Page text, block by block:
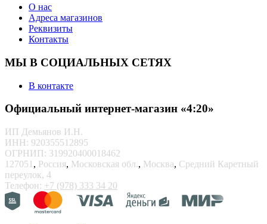
О нас
Адреса магазинов
Реквизиты
Контакты
МЫ В СОЦИАЛЬНЫХ СЕТЯХ
В контакте
Официальный интернет-магазин «4:20»
ИП Демьянов И.Н.
ИНН: 920355512895
ОГРНИП: 319920400018462
127051 , Россия, Московская обл., Москва, Средний Каретный
переулок, 4
Телефон: +7 (978) 333 34 20